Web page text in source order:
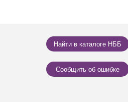
Найти в каталоге НББ
Сообщить об ошибке